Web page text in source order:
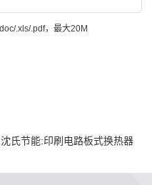
.xls/.pdf，最大20M
沈氏节能:印刷电路板式换热器